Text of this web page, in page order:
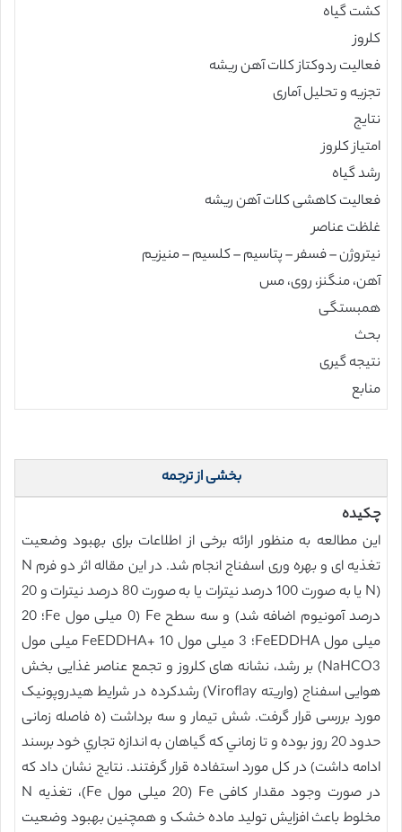
کشت گیاه
کلروز
فعالیت ردوکتاز کلات آهن ریشه
تجزیه و تحلیل آماری
نتایج
امتیاز کلروز
رشد گیاه
فعالیت کاهشی کلات آهن ریشه
غلظت عناصر
نیتروژن – فسفر – پتاسیم – کلسیم – منیزیم
آهن، منگنز، روی، مس
همبستگی
بحث
نتیجه گیری
منابع
بخشی از ترجمه
چکیده
این مطالعه به منظور ارائه برخی از اطلاعات برای بهبود وضعیت
تغذیه ای و بهره وری اسفناج انجام شد. در این مقاله اثر دو فرم N
(N یا به صورت 100 درصد نیترات یا به صورت 80 درصد نیترات و 20
درصد آمونیوم اضافه شد) و سه سطح Fe (0 میلی مول Fe؛ 20
میلی مول FeEDDHA؛ 3 میلی مول FeEDDHA+ 10 میلی مول
NaHCO3) بر رشد، نشانه های کلروز و تجمع عناصر غذایی بخش
هوایی اسفناج (واریته Viroflay) رشدکرده در شرایط هیدروپونیک
مورد بررسی قرار گرفت. شش تيمار و سه برداشت (ه فاصله زمانی
حدود 20 روز بوده و تا زماني که گياهان به اندازه تجاري خود برسند
ادامه داشت) در کل مورد استفاده قرار گرفتند. نتایج نشان داد که
در صورت وجود مقدار کافی Fe (20 میلی مول Fe)، تغذیه N
مخلوط باعث افزایش تولید ماده خشک و همچنین بهبود وضعیت